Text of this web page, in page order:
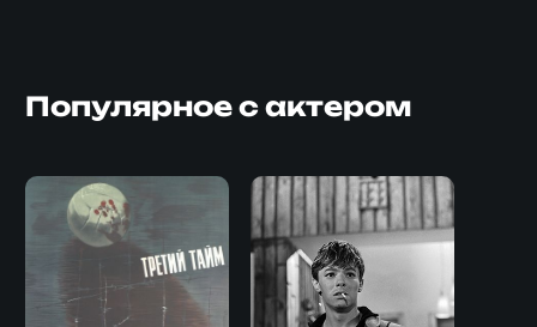
Популярное с актером